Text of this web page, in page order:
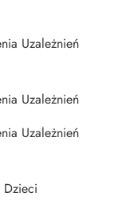
Uzależnień
Uzależnień
Uzależnień